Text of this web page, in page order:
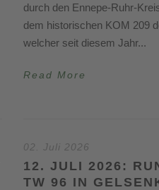
durch den Ennepe-Ruhr-
dem historischen KOM 209
welcher seit diesem Jahr...
Read More
02. Juli 2026
12. JULI 2026:
TW 96 IN